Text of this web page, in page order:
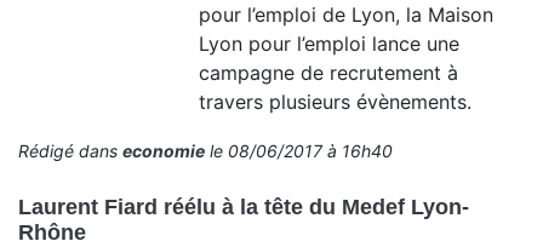
pour l’emploi de Lyon, la Maison
Lyon pour l’emploi lance une
campagne de recrutement à
travers plusieurs évènements.
Rédigé dans economie le 08/06/2017 à 16h40
Laurent Fiard réélu à la tête du Medef Lyon-
Rhône